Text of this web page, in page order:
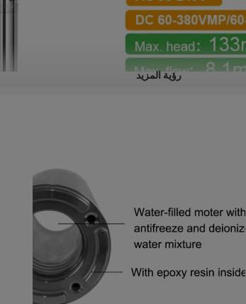
ماكس تدفق
ماكس هيد
8.1 م 3 / ساعة
وضع اتصال
جسم المضخة
4DFS3 / 11
رؤية المزيد